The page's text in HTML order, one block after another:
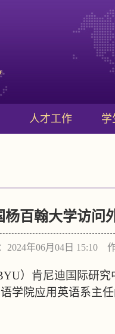
人才工作 学
杨百翰大学访问
2024年06月04日 15:10
）肯尼迪国际研
学院应用英语系主